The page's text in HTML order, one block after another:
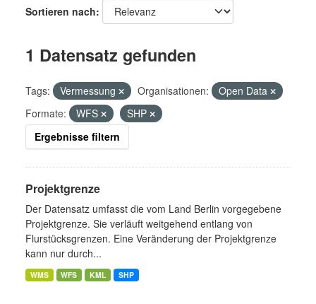
Sortieren nach
1 Datensatz gefunden
Tags: Vermessung Organisationen:
Open Data
Formate:
WFS
SHP
Ergebnisse filtern
Projektgrenze
Der Datensatz umfasst die vom Land Berlin vorgegebene
Projektgrenze. Sie verläuft weitgehend entlang von
Flurstücksgrenzen. Eine Veränderung der Projektgrenze
kann nur durch...
WMS WFS KML SHP